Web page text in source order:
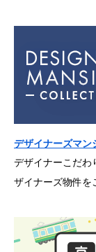
デザイナーズマン
デザイナーこだわ
ザイナーズ物件を